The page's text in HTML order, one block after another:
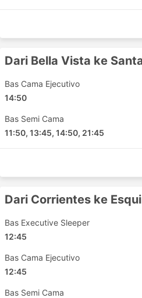
Dari Bella Vista ke
Bas Cama Ejecutivo
14:50
Bas Semi Cama
11:50, 13:45, 14:50, 21:45
Dari Corrientes ke
Bas Executive Sleeper
12:45
Bas Cama Ejecutivo
12:45
Bas Semi Cama